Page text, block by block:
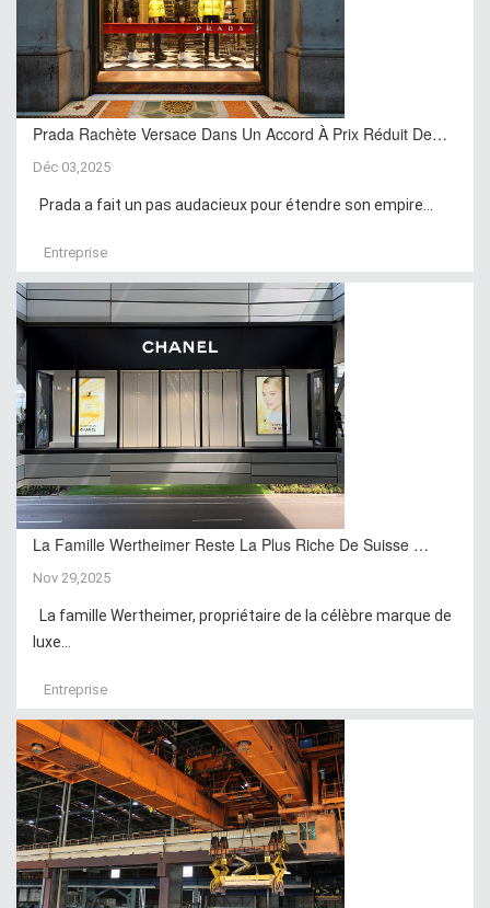
Prada Rachète Versace Dans Un Accord À Prix Réduit De…
Déc 03,2025
Prada a fait un pas audacieux pour étendre son empire...
Entreprise
La Famille Wertheimer Reste La Plus Riche De Suisse …
Nov 29,2025
La famille Wertheimer, propriétaire de la célèbre marque de
luxe...
Entreprise